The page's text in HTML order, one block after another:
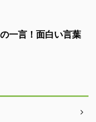
一言！面白い言葉